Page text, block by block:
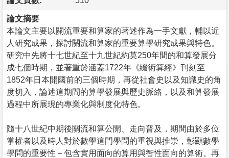
論文摘要
本論文主要以關流重要和算家的著述作為一手文獻，輔以近
人研究成果，探討關流和算家的重要算學研究成果與特色。
研究中先將十七世紀至十九世紀約莫250年間的和算發展分
成七個時期，並著重於涵蓋1722年《綴術算經》刊刻至
1852年日本開國前的三個時期，再從社會史以及知識史的角
度切入，論述這期間的算學發展與歷史脈絡，以及和算發展
過程中所展現的專業化與制度化特色。
隨十八世紀中期後關流和算公開、走向普及，期間由於多位
掌權者以及時人對於數學這門學問的重視與推崇，彰顯數學
學問的重要性－包含實用面向的算用與智性面向的算術。再